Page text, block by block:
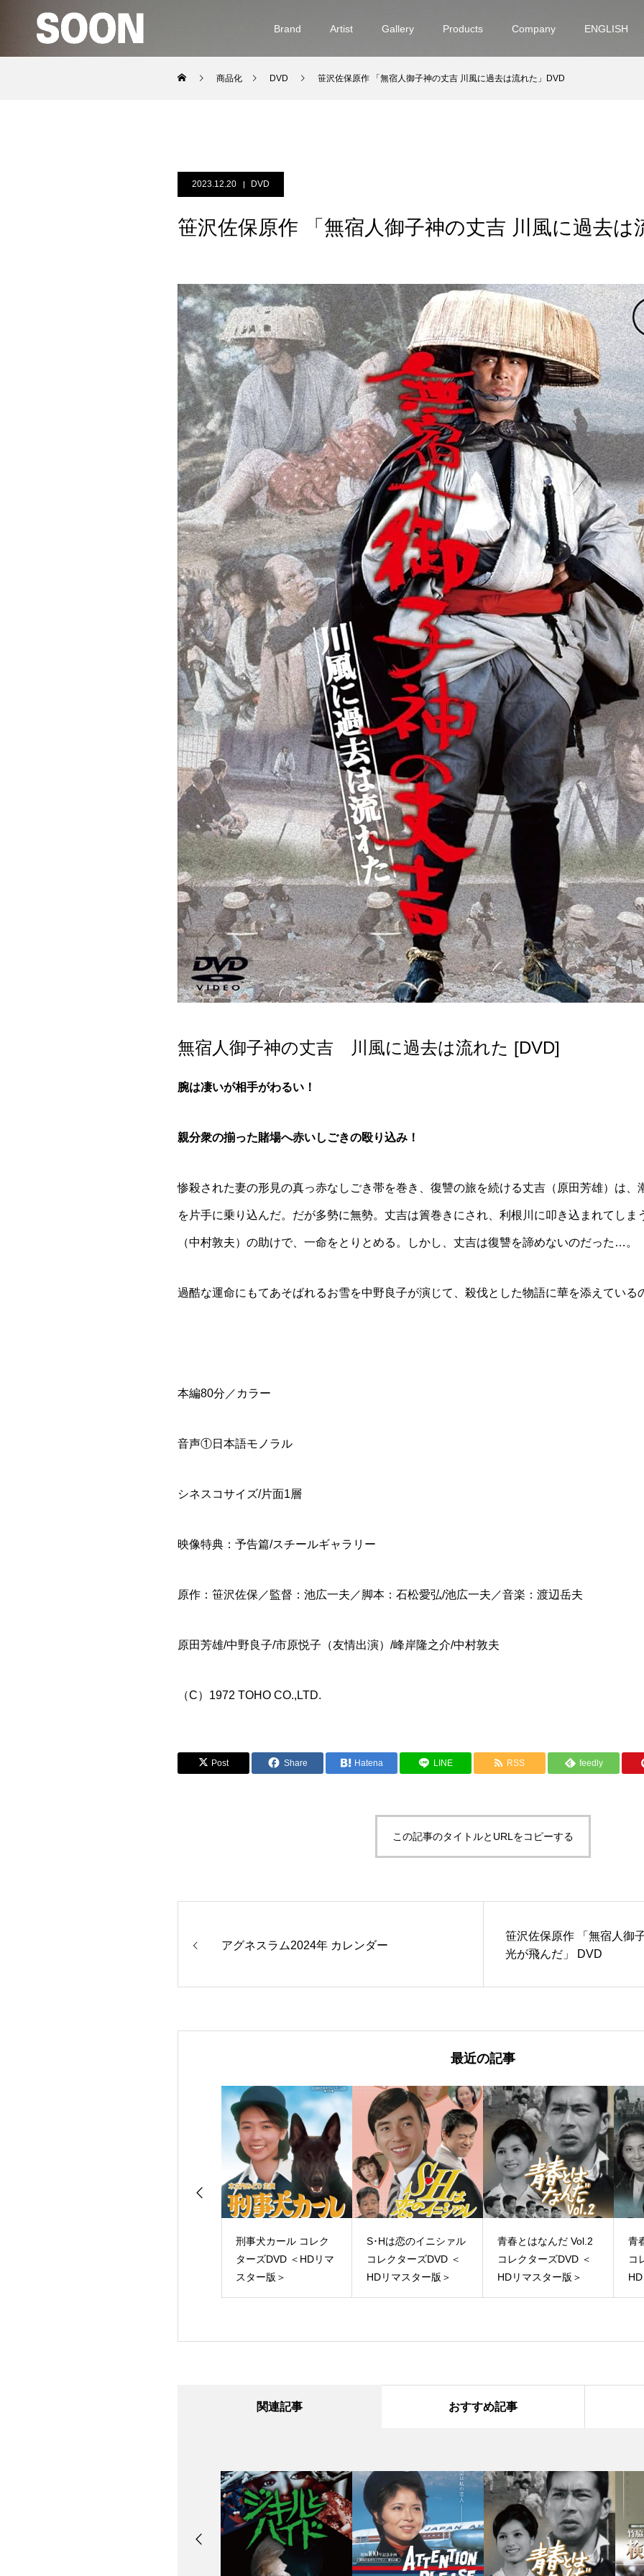
Brand Artist Gallery Products Company ENGLISH
商品化 DVD 笹沢佐保原作 「無宿人御子神の丈吉 川風に過去は流れた」DVD
2023.12.20 DVD
笹沢佐保原作 「無宿人御子神の丈吉 川風に過去は
無宿人御子神の丈吉 川風に過去は流れた [DVD]
腕は凄いが相手がわるい！
親分衆の揃った賭場へ赤いしごきの殴り込み！
惨殺された妻の形見の真っ赤なしごき帯を巻き、復讐の旅を続ける丈吉（原田芳雄）は、
を片手に乗り込んだ。だが多勢に無勢。丈吉は簀巻きにされ、利根川に叩き込まれてしま
（中村敦夫）の助けで、一命をとりとめる。しかし、丈吉は復讐を諦めないのだった…。
過酷な運命にもてあそばれるお雪を中野良子が演じて、殺伐とした物語に華を添えている
本編80分／カラー
音声①日本語モノラル
シネスコサイズ/片面1層
映像特典：予告篇/スチールギャラリー
原作：笹沢佐保／監督：池広一夫／脚本：石松愛弘/池広一夫／音楽：渡辺岳夫
原田芳雄/中野良子/市原悦子（友情出演）/峰岸隆之介/中村敦夫
（C）1972 TOHO CO.,LTD.
Post Share Hatena LINE RSS feedly
この記事のタイトルとURLをコピーする
アグネスラム2024年 カレンダー
笹沢佐保原作 「無宿人御
光が飛んだ」 DVD
最近の記事
刑事犬カール コレク
ターズDVD ＜HDリマ
スター版＞
S･Hは恋のイニシァル
コレクターズDVD ＜
HDリマスター版＞
青春とはなんだ Vol.2
コレクターズDVD ＜
HDリマスター版＞
青
コ
関連記事 おすすめ記事